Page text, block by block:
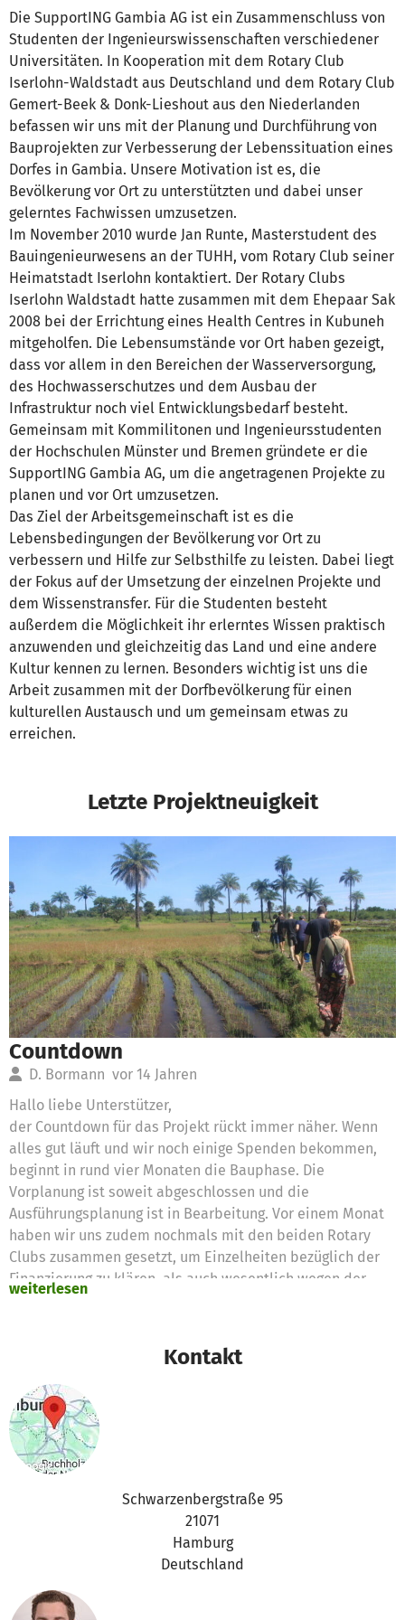
Die SupportING Gambia AG ist ein Zusammenschluss von
Studenten der Ingenieurswissenschaften verschiedener
Universitäten. In Kooperation mit dem Rotary Club
Iserlohn-Waldstadt aus Deutschland und dem Rotary Club
Gemert-Beek & Donk-Lieshout aus den Niederlanden
befassen wir uns mit der Planung und Durchführung von
Bauprojekten zur Verbesserung der Lebenssituation eines
Dorfes in Gambia. Unsere Motivation ist es, die
Bevölkerung vor Ort zu unterstützten und dabei unser
gelerntes Fachwissen umzusetzen.
Im November 2010 wurde Jan Runte, Masterstudent des
Bauingenieurwesens an der TUHH, vom Rotary Club seiner
Heimatstadt Iserlohn kontaktiert. Der Rotary Clubs
Iserlohn Waldstadt hatte zusammen mit dem Ehepaar Sak
2008 bei der Errichtung eines Health Centres in Kubuneh
mitgeholfen. Die Lebensumstände vor Ort haben gezeigt,
dass vor allem in den Bereichen der Wasserversorgung,
des Hochwasserschutzes und dem Ausbau der
Infrastruktur noch viel Entwicklungsbedarf besteht.
Gemeinsam mit Kommilitonen und Ingenieursstudenten
der Hochschulen Münster und Bremen gründete er die
SupportING Gambia AG, um die angetragenen Projekte zu
planen und vor Ort umzusetzen.
Das Ziel der Arbeitsgemeinschaft ist es die
Lebensbedingungen der Bevölkerung vor Ort zu
verbessern und Hilfe zur Selbsthilfe zu leisten. Dabei liegt
der Fokus auf der Umsetzung der einzelnen Projekte und
dem Wissenstransfer. Für die Studenten besteht
außerdem die Möglichkeit ihr erlerntes Wissen praktisch
anzuwenden und gleichzeitig das Land und eine andere
Kultur kennen zu lernen. Besonders wichtig ist uns die
Arbeit zusammen mit der Dorfbevölkerung für einen
kulturellen Austausch und um gemeinsam etwas zu
erreichen.
Letzte Projektneuigkeit
Countdown
D. Bormann vor 14 Jahren
Hallo liebe Unterstützer,
der Countdown für das Projekt rückt immer näher. Wenn
alles gut läuft und wir noch einige Spenden bekommen,
beginnt in rund vier Monaten die Bauphase. Die
Vorplanung ist soweit abgeschlossen und die
Ausführungsplanung ist in Bearbeitung. Vor einem Monat
haben wir uns zudem nochmals mit den beiden Rotary
Clubs zusammen gesetzt, um Einzelheiten bezüglich der
Finanzierung zu klären, als auch wesentlich wegen der
lässt sich das Projekt nur dann umsetzten, wenn wir einen
Bagger zur Unterstützung des Dammbaus bekommen und
auch finanzieren können. Bei dem morgentlichen Treffen
am 08.07.2012, zudem extra auch die holländischen
Rotary's angereist waren (dafür noch einmal vielen Dank)
wurden diese Aspekte genauer diskutiert.
Wie ihr seht, ist die Planung des Deichbauprojekts in
Gambia in vollem Gange. Gefällt euch dieses Projekt oder
seid ihr gar interessiert zu helfen? Habt ihr vielleicht
bedenken, ob das Geld auch wirklich an die richtige Stelle
geleitet wird oder wollt ihr einfach noch mehr erfahren?
Freunden. Hilfe gibt es nie genug!
weiterlesen
Kontakt
Schwarzenbergstraße 95
21071
Hamburg
Deutschland